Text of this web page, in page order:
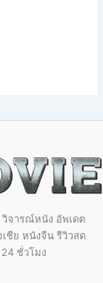
วิจารณ์หนัง อัพเดต
ชีย หนังจีน รีวิวสด
ชั่วโมง